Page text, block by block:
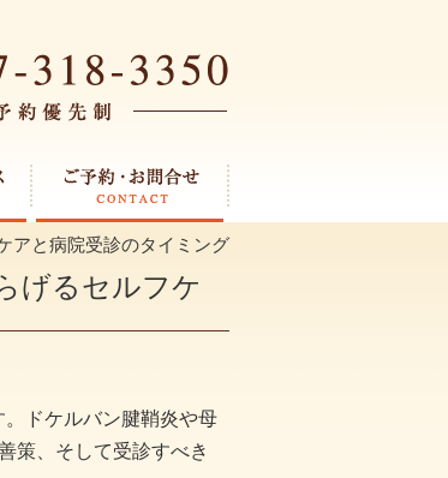
アと病院受診のタイミング
げるセルフケ
ドケルバン腱鞘炎や母
策、そして受診すべき